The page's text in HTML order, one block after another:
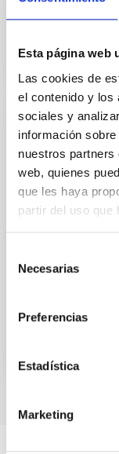
Esta página web
Las cookies de
el contenido y los
sociales y
información
nuestros
web, quienes
que les haya
partir del uso que
Necesarias
Preferencias
Estadística
Marketing
CONVENIO
Protocolo
gestión y
Tiene por